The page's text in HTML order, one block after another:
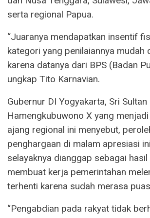
serta regional Papua.
“Juaranya mendapatkan insentif
kategori yang penilaiannya mudah
karena datanya dari BPS (Badan
ungkap Tito Karnavian.
Gubernur DI Yogyakarta, Sri Sultan
Hamengkubuwono X yang
ajang regional ini menyebut,
penghargaan di malam apresiasi
selayaknya dianggap sebagai hasil
membuat kerja pemerintahan
terhenti karena sudah merasa
“Pengabdian pada rakyat tidak